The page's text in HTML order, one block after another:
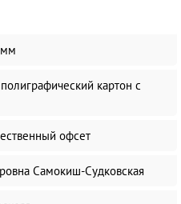
картон с
офсет
Самокиш-Судковская